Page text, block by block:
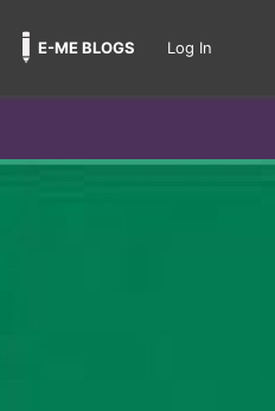
E-ME BLOGS Log In